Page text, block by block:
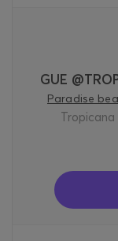
GUE
Paradise